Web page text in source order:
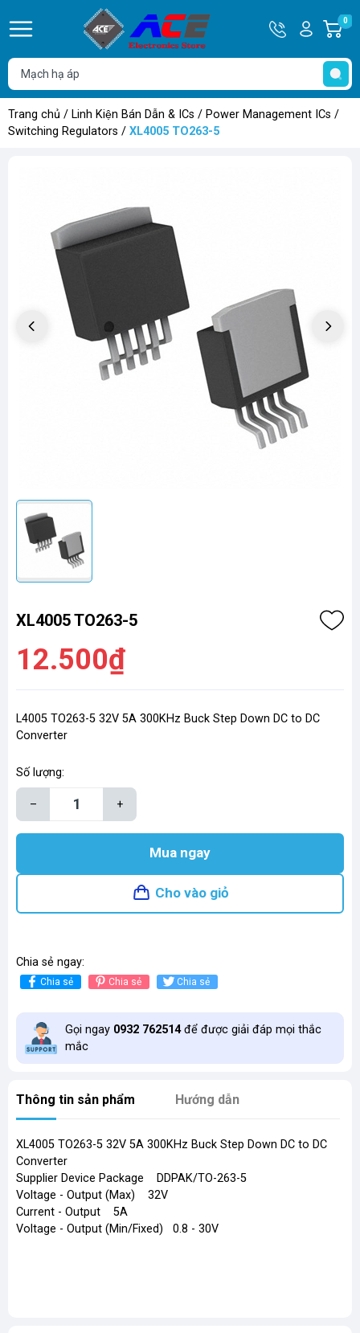
Hotline
0932
762514
Tài
khoản
Hello,
Khách
0
Trang chủ / Linh Kiện Bán Dẫn & ICs / Power Management ICs /
Switching Regulators / XL4005 TO263-5
XL4005 TO263-5
12.500₫
L4005 TO263-5 32V 5A 300KHz Buck Step Down DC to DC
Converter
Số lượng:
– +
Mua ngay
Cho vào giỏ
Chia sẻ ngay:
Chia sẻ Chia sẻ Chia sẻ
Gọi ngay 0932 762514để được giải đáp mọi thắc
mắc
Thông tin sản phẩm Hướng dẫn
XL4005 TO263-5 32V 5A 300KHz Buck Step Down DC to DC
Converter
Supplier Device Package DDPAK/TO-263-5
Voltage - Output (Max) 32V
Current - Output 5A
Voltage - Output (Min/Fixed) 0.8 - 30V